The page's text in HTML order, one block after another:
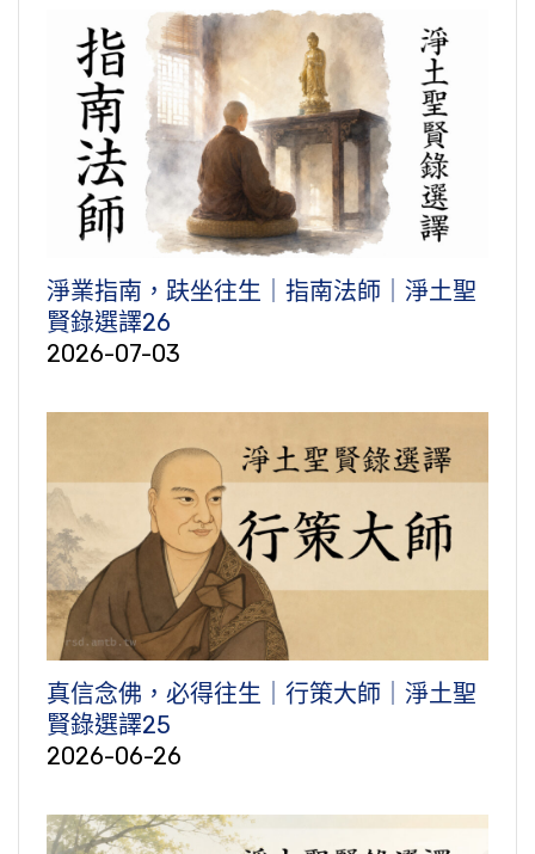
淨業指南，趺坐往生｜指南法師｜淨土聖
賢錄選譯26
2026-07-03
真信念佛，必得往生｜行策大師｜淨土聖
賢錄選譯25
2026-06-26